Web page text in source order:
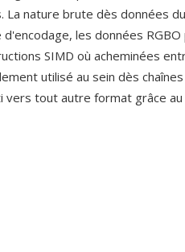
La nature brute dès données
les données
SIMD où acheminées
utilisé au sein dès
tout autre format grâce